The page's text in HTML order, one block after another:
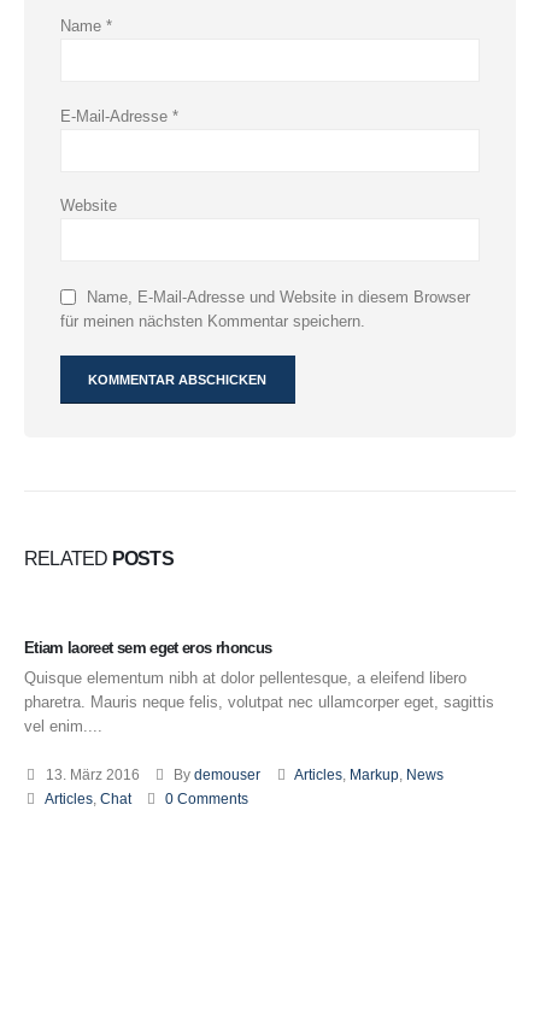
Name *
E-Mail-Adresse *
Website
Name, E-Mail-Adresse und Website in diesem Browser
für meinen nächsten Kommentar speichern.
RELATED POSTS
Etiam laoreet sem eget eros rhoncus
Quisque elementum nibh at dolor pellentesque, a eleifend libero
pharetra. Mauris neque felis, volutpat nec ullamcorper eget, sagittis
vel enim....
13. März 2016 By demouser Articles Markup
News
Articles, Chat 0 Comments